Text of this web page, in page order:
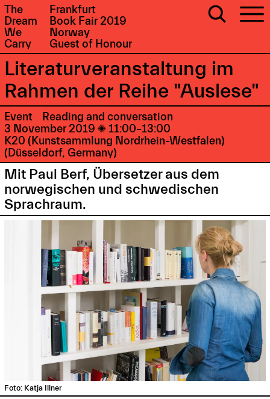
The
Dream
We
Carry
Frankfurt
Book Fair 2019
Norway
Guest of Honour
Literaturveranstaltung im
Rahmen der Reihe "Auslese"
Event
Reading and conversation
3 November 2019 11:00–13:00
K20 (Kunstsammlung Nordrhein-Westfalen)
(Düsseldorf, Germany)
Mit Paul Berf, Übersetzer aus dem
norwegischen und schwedischen
Sprachraum.
Foto: Katja Illner